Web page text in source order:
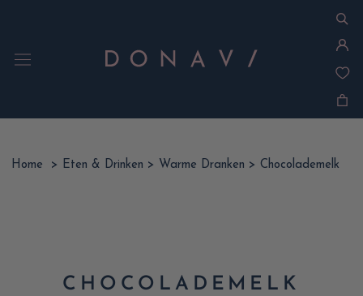
Ga
Home
> Eten & Drinken > Warme Dranken > Chocolademelk
CHOCOLADEMELK